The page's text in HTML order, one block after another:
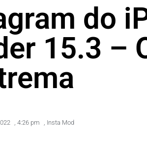
do
15.3 –
4:26 pm Insta Mod